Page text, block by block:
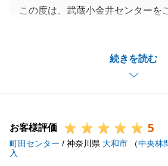
続きを読む
この度は、武蔵小金井センターを
わかりやすかった。」という有難
したが、いつも心がけていること
の励みとなります。ありがとうご
することが出来ました。
その後も、大変な思いをさせてし
お客様評価 5
町田センター / 神奈川県 大和市 （中央林
入